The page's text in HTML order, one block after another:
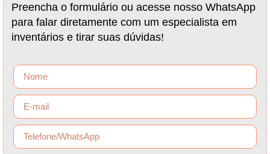
Preencha o formulário ou acesse nosso WhatsApp
para falar diretamente com um especialista em
inventários e tirar suas dúvidas!